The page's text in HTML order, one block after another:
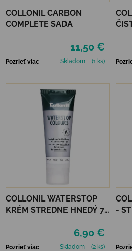
COLLONIL CARBON
COMPLETE SADA
11,50 €
Pozrieť viac Skladom (1 ks)
COLLONIL WATERSTOP
KRÉM STREDNE HNEDÝ 75
6,90 €
Pozrieť viac Skladom (2 ks)
-